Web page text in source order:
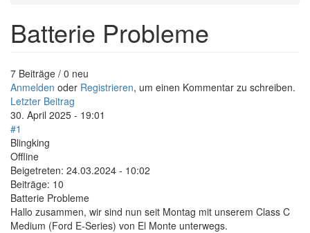
Batterie Probleme
7 Beiträge / 0 neu
Anmelden oder Registrieren, um einen Kommentar zu schreiben.
Letzter Beitrag
30. April 2025 - 19:01
#1
Blingking
Offline
Beigetreten: 24.03.2024 - 10:02
Beiträge: 10
Batterie Probleme
Hallo zusammen, wir sind nun seit Montag mit unserem Class C
Medium (Ford E-Series) von El Monte unterwegs.